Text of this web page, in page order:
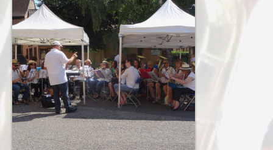
Calendrier
Blog
Harmonie
Historique
Concours
Direction